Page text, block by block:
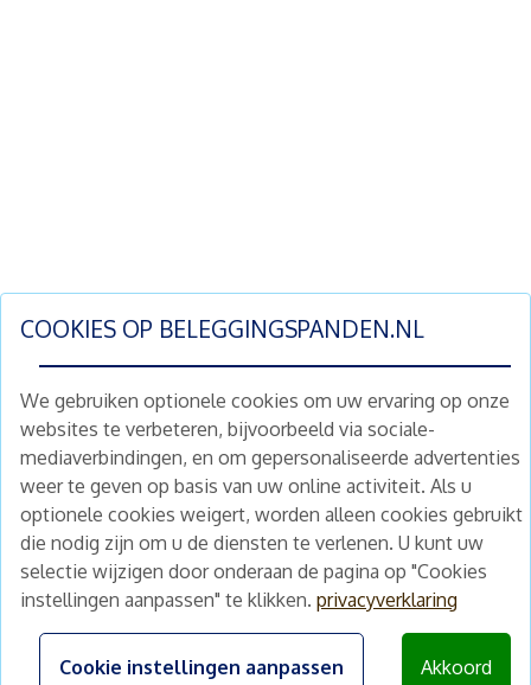
COOKIES OP BELEGGINGSPANDEN.NL
We gebruiken optionele cookies om uw ervaring op onze
websites te verbeteren, bijvoorbeeld via sociale-
mediaverbindingen, en om gepersonaliseerde advertenties
weer te geven op basis van uw online activiteit. Als u
optionele cookies weigert, worden alleen cookies gebruikt
die nodig zijn om u de diensten te verlenen. U kunt uw
selectie wijzigen door onderaan de pagina op "Cookies
instellingen aanpassen" te klikken. privacyverklaring
Cookie instellingen aanpassen Akkoord
Schrijf je nu in en ontvang wekelijks ons
nieuwe aanbod vastgoedbeleggingen.
Nieuwsbrief Abonneren
Home
Te koop
Nieuws
Schimmelstraat 5H
1053 TA Amsterdam
+31 (0) 30 225 31 12